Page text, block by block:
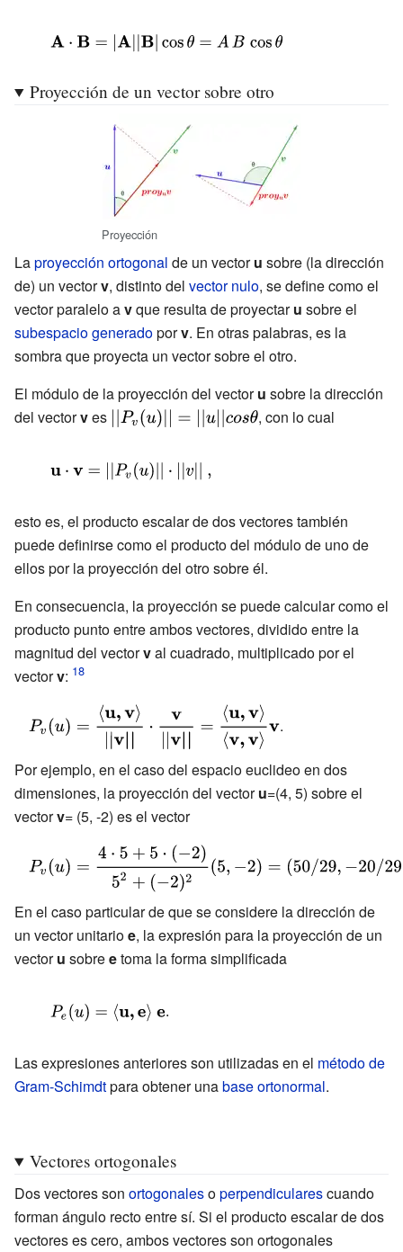
{\displaystyle
\cdot \mathbf
{A} ||\mathbf
=A\,B\,\cos
\theta }
Proyección de un vector sobre otro
Proyección
Laproyección ortogonal de un vectoru sobre (la dirección
de) un vectorv, distinto del vector nulo, se define como el
vector paralelo avque resulta de proyectaru sobre el
subespacio generadoporv. En otras palabras, es la
sombra que proyecta un vector sobre el otro.
El módulo de la proyección del vectoru sobre la dirección
del vectorves {\displaystyle
(u)||=||u||cos\theta
}
, con lo cual
{\displaystyle
\cdot \mathbf
{v} =||P_{v}
(u)||\cdot
||v||\ ,}
esto es, el producto escalar de dos vectores también
puede definirse como el producto del módulo de uno de
ellos por la proyección del otro sobre él.
En consecuencia, la proyección se puede calcular como el
producto punto entre ambos vectores, dividido entre la
magnitud del vectorval cuadrado, multiplicado por el
vectorv:
{\displaystyle
P_{v}(u)=
{\frac {\langle
{\bf {{u},{\bf
{{v}\rangle
}}}}}{||{\bf
{{v}||}}}}\cdot
{\frac {\bf {v}}
{{v}||}}}}=
{\frac {\langle
{\bf {{u},{\bf
}}}}}{\langle
{{v}\rangle
}}}}}}{\bf {v}}}
.
Por ejemplo, en el caso del espacio euclideo en dos
dimensiones, la proyección del vectoru=(4, 5) sobre el
vectorv= (5, -2) es el vector
{\displaystyle
P_{v}(u)={\frac
5+5\cdot (-2)}
{5^{2}+
(-2)^{2}}}(5,-2)=
En el caso particular de que se considere la dirección de
un vector unitarioe, la expresión para la proyección de un
vectoru sobreetoma la forma simplificada
{\displaystyle
(u)=\langle
{\bf {{u},{\bf
{e}}}}}}}
.
Las expresiones anteriores son utilizadas en el método de
Gram-Schimdtpara obtener unabase ortonormal.
Vectores ortogonales
Dos vectores son ortogonalesoperpendicularescuando
forman ángulo recto entre sí. Si el producto escalar de dos
vectores es cero, ambos vectores son ortogonales